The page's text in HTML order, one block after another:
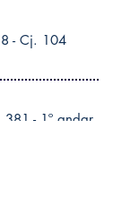
-Cj. 104
- 1º andar